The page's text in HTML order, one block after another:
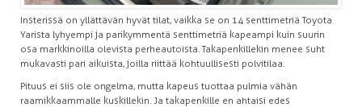
Insterissä on yllättävän hyvät tilat, vaikka se on 14 senttimetriä Toyota
Yarista lyhyempi ja parikymmentä senttimetriä kapeampi kuin suurin
osa markkinoilla olevista perheautoista. Takapenkillekin menee suht
mukavasti pari aikuista, joilla riittää kohtuullisesti polvitilaa.
Pituus ei siis ole ongelma, mutta kapeus tuottaa pulmia vähän
raamikkaammalle kuskillekin. Ja takapenkille en ahtaisi edes